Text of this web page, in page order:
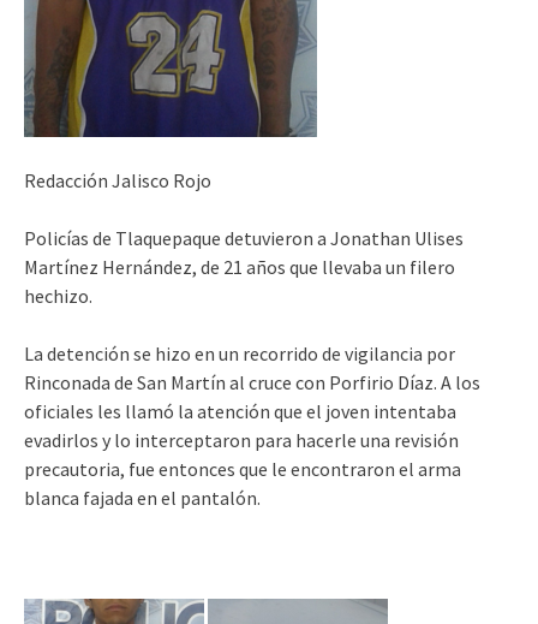
Redacción Jalisco Rojo
Policías de Tlaquepaque detuvieron a Jonathan Ulises
Martínez Hernández, de 21 años que llevaba un filero
hechizo.
La detención se hizo en un recorrido de vigilancia por
Rinconada de San Martín al cruce con Porfirio Díaz. A los
oficiales les llamó la atención que el joven intentaba
evadirlos y lo interceptaron para hacerle una revisión
precautoria, fue entonces que le encontraron el arma
blanca fajada en el pantalón.